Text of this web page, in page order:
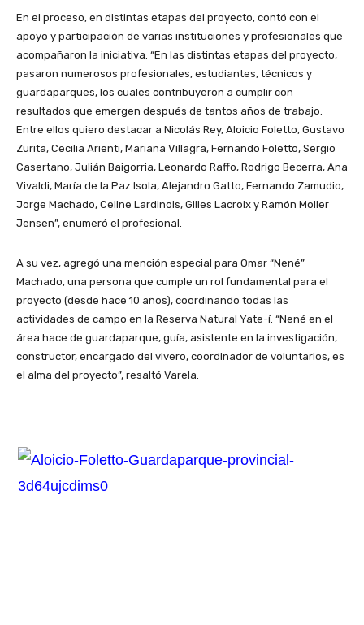
En el proceso, en distintas etapas del proyecto, contó con el
apoyo y participación de varias instituciones y profesionales que
acompañaron la iniciativa. “En las distintas etapas del proyecto,
pasaron numerosos profesionales, estudiantes, técnicos y
guardaparques, los cuales contribuyeron a cumplir con
resultados que emergen después de tantos años de trabajo.
Entre ellos quiero destacar a Nicolás Rey, Aloicio Foletto, Gustavo
Zurita, Cecilia Arienti, Mariana Villagra, Fernando Foletto, Sergio
Casertano, Julián Baigorria, Leonardo Raffo, Rodrigo Becerra, Ana
Vivaldi, María de la Paz Isola, Alejandro Gatto, Fernando Zamudio,
Jorge Machado, Celine Lardinois, Gilles Lacroix y Ramón Moller
Jensen”, enumeró el profesional.
A su vez, agregó una mención especial para Omar “Nené”
Machado, una persona que cumple un rol fundamental para el
proyecto (desde hace 10 años), coordinando todas las
actividades de campo en la Reserva Natural Yate-í. “Nené en el
área hace de guardaparque, guía, asistente en la investigación,
constructor, encargado del vivero, coordinador de voluntarios, es
el alma del proyecto”, resaltó Varela.